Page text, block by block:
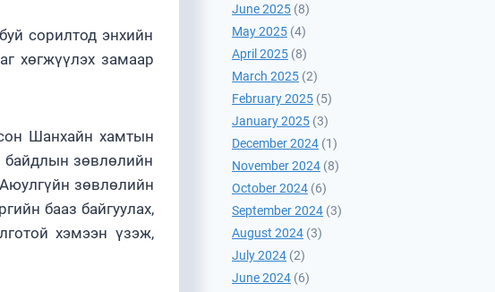
сорилтод энхийн
хөгжүүлэх замаар
Шанхайн хамтын
байдлын зөвлөлийн
зөвлөлийн
бааз байгуулах,
хэмээн үзэж,
June 2025 (8)
May 2025 (4)
April 2025 (8)
March 2025 (2)
February 2025 (5)
January 2025 (3)
December 2024 (1)
November 2024 (8)
October 2024 (6)
September 2024 (3)
August 2024 (3)
July 2024 (2)
June 2024 (6)